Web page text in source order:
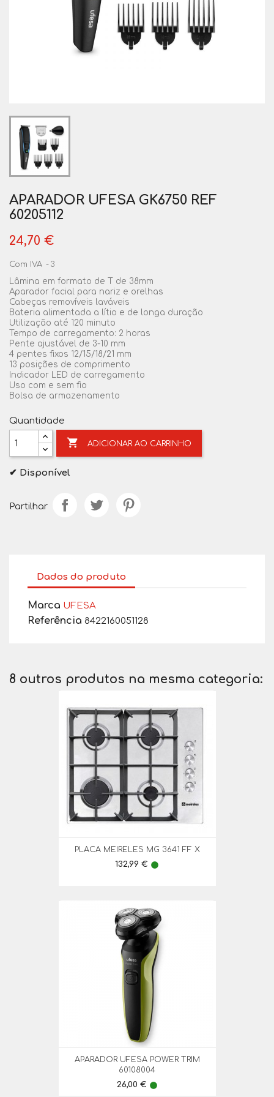
APARADOR UFESA GK6750 REF
60205112
24,70 €
Com IVA 3
Lâmina em formato de T de 38mm
Aparador facial para nariz e orelhas
Cabeças removíveis laváveis
Bateria alimentada a lítio e de longa duração
Utilização até 120 minuto
Tempo de carregamento: 2 horas
Pente ajustável de 3-10 mm
4 pentes fixos 12/15/18/21 mm
13 posições de comprimento
Indicador LED de carregamento
Uso com e sem fio
Bolsa de armazenamento
Quantidade
 ADICIONAR AO CARRINHO
✔ Disponível
Partilhar
Dados do produto
Marca UFESA
Referência 8422160051128
8 outros produtos na mesma categoria:
PLACA MEIRELES MG 3641 FF X
Preço
132,99 € lens
APARADOR UFESA POWER TRIM
60108004
Preço
26,00 € lens